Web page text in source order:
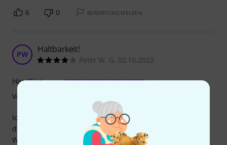
6 0 BEWERTUNG MELDEN
PW Haltbarkeit!
Peter W. G. 02.10.2022
Ich benutze den Koffer nicht für die Boss Multieffekte, die
der Koffer im Namen trägt, sondern als Pedalkoffer für ein
Wah, zwei Booster, ein Delay, Tuner, sowie ein oder zwei
Handling
Verarbeitung